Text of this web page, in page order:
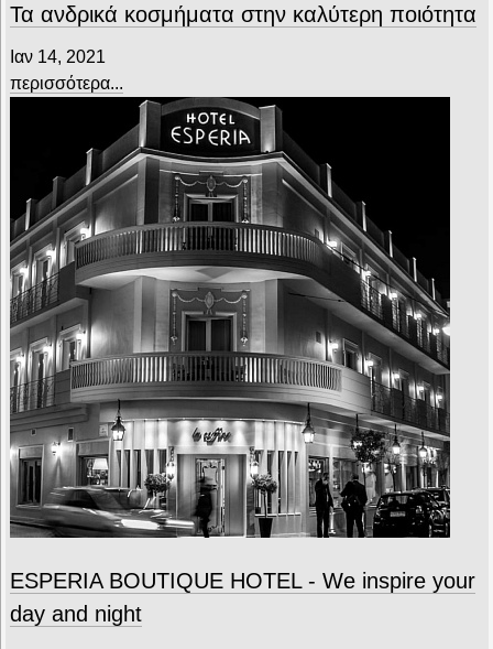
Τα ανδρικά κοσμήματα στην καλύτερη ποιότητα
Ιαν 14, 2021
περισσότερα...
ESPERIA BOUTIQUE HOTEL - We inspire your
day and night